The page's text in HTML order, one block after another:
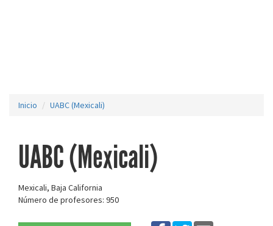
Inicio UABC (Mexicali)
UABC (Mexicali)
Mexicali, Baja California
Número de profesores: 950